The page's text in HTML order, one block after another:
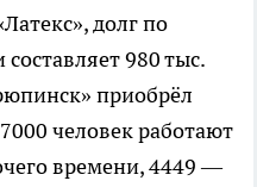
долг по
980 тыс.
приобрёл
человек работают
времени, 4449 —